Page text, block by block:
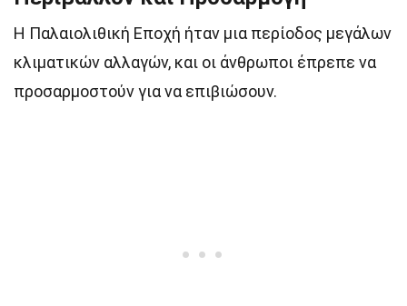
Η Παλαιολιθική Εποχή ήταν μια περίοδος μεγάλων
κλιματικών αλλαγών, και οι άνθρωποι έπρεπε να
προσαρμοστούν για να επιβιώσουν.